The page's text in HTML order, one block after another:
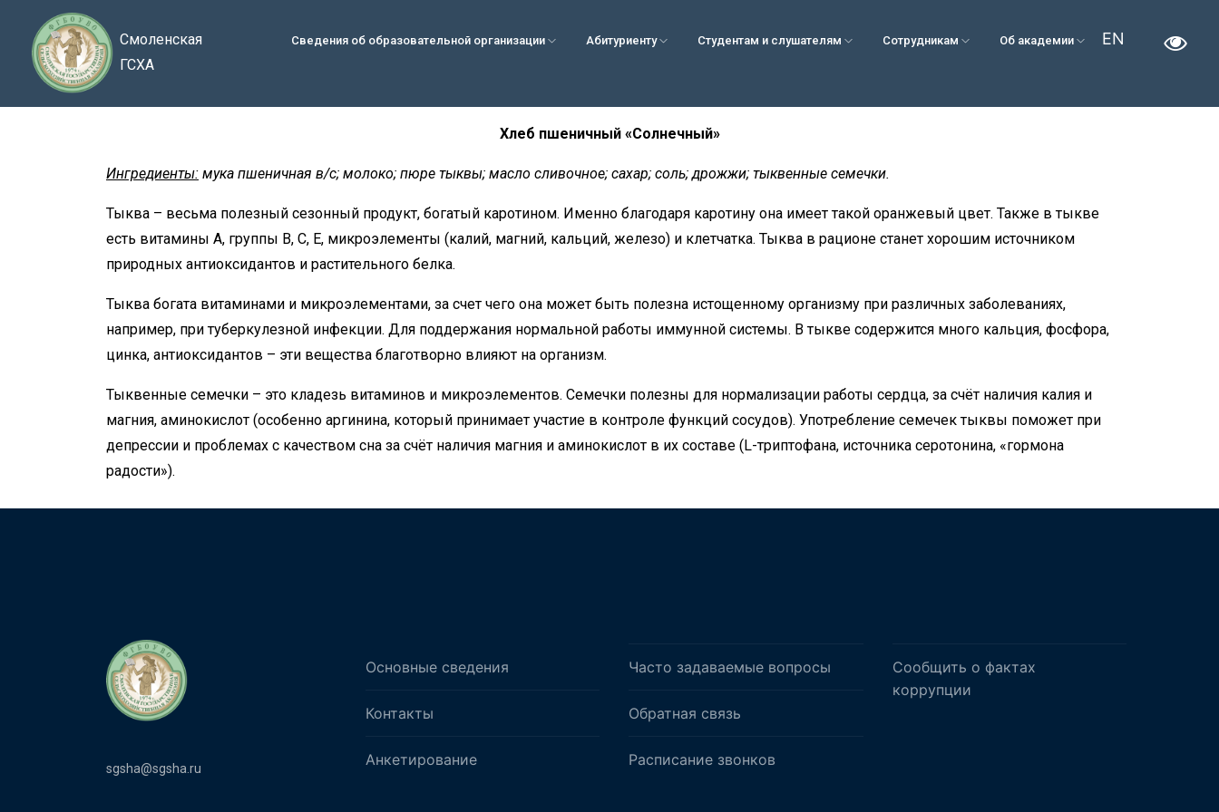
Смоленская
ГСХА
Сведения об образовательной организации Абитуриенту Студентам и слушателям Сотрудникам Об академии EN
Хлеб пшеничный «Солнечный»
Ингредиенты: мука пшеничная в/с; молоко; пюре тыквы; масло сливочное; сахар; соль; дрожжи; тыквенные семечки.
Тыква – весьма полезный сезонный продукт, богатый каротином. Именно благодаря каротину она имеет такой оранжевый цвет. Также в тыкве
есть витамины A, группы В, С, E, микроэлементы (калий, магний, кальций, железо) и клетчатка. Тыква в рационе станет хорошим источником
природных антиоксидантов и растительного белка.
Тыква богата витаминами и микроэлементами, за счет чего она может быть полезна истощенному организму при различных заболеваниях,
например, при туберкулезной инфекции. Для поддержания нормальной работы иммунной системы. В тыкве содержится много кальция, фосфора,
цинка, антиоксидантов – эти вещества благотворно влияют на организм.
Тыквенные семечки – это кладезь витаминов и микроэлементов. Семечки полезны для нормализации работы сердца, за счёт наличия калия и
магния, аминокислот (особенно аргинина, который принимает участие в контроле функций сосудов). Употребление семечек тыквы поможет при
депрессии и проблемах с качеством сна за счёт наличия магния и аминокислот в их составе (L-триптофана, источника серотонина, «гормона
радости»).
sgsha@sgsha.ru
Основные сведения
Контакты
Анкетирование
Часто задаваемые вопросы
Обратная связь
Расписание звонков
Сообщить о фактах
коррупции